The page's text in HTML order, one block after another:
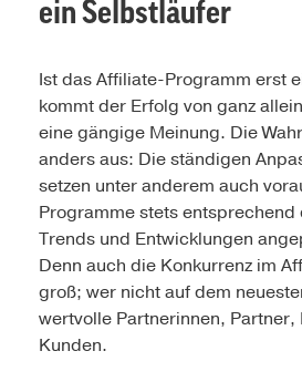
ein Selbstläufer
Ist das Affiliate-Programm erst
kommt der Erfolg von ganz
eine gängige Meinung. Die
anders aus: Die ständigen
setzen unter anderem auch
Programme stets entsprechend
Trends und Entwicklungen
Denn auch die Konkurrenz im
groß; wer nicht auf dem
wertvolle Partnerinnen, Partner,
Kunden.